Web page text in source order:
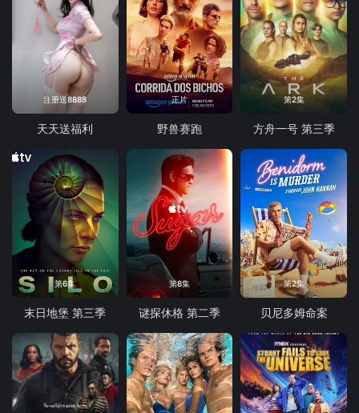
注册送8888
天天送福利
正片
野兽赛跑
第2集
方舟一号 第三季
第6集
末日地堡 第三季
第8集
谜探休格 第二季
第2集
贝尼多姆命案